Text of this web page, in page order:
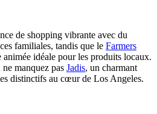
de shopping vibrante avec du
familiales, tandis que le Farmers
idéale pour les produits locaux.
manquez pas Jadis, un charmant
distinctifs au cœur de Los Angeles.